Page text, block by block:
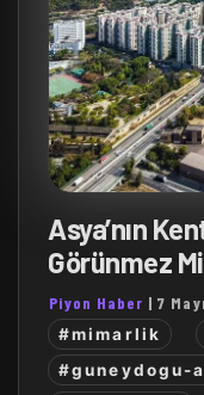
Asya’nın
Görünmez
Piyon Haber | 7
#mimarlik
#guneydogu-